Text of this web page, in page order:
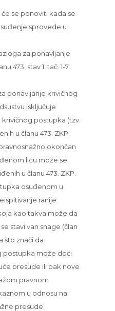
se ponoviti kada se
sprovede u
za ponavljanje
473. stav 1. tač. 1-7.
ponavljanje krivičnog
isključuje
postupka (tzv.
u članu 473. ZKP.
okončan
licu može se
u članu 473. ZKP.
osuđenom u
ranije
kao takva može da
stavi van snage (član
što znači da
postupka može doći
presude ili pak nove
pravnom
u odnosu na
presude.